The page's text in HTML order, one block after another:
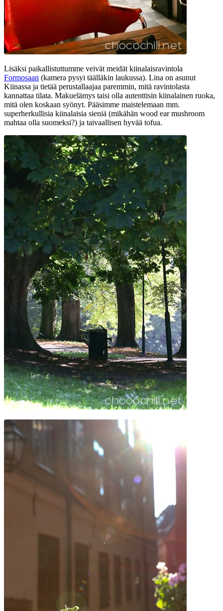
Lisäksi paikallistuttumme veivät meidät kiinalaisravintola
Formosaan (kamera pysyi täälläkin laukussa). Lina on asunut
Kiinassa ja tietää perustallaajaa paremmin, mitä ravintolasta
kannattaa tilata. Makuelämys taisi olla autenttisin kiinalainen ruoka,
mitä olen koskaan syönyt. Pääsimme maistelemaan mm.
superherkullisia kiinalaisia sieniä (mikähän wood ear mushroom
mahtaa olla suomeksi?) ja taivaallisen hyvää tofua.